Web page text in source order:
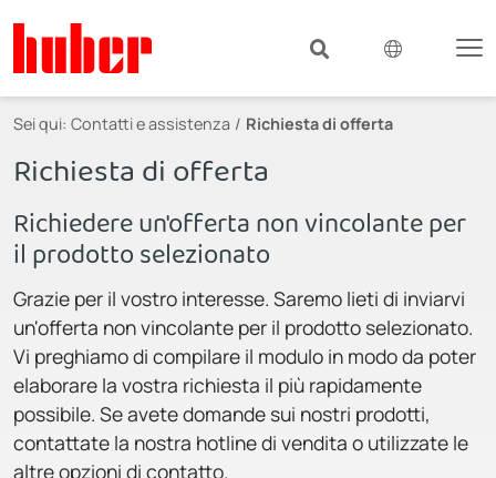
Sei qui: Contatti e assistenza Richiesta di offerta
Richiesta di offerta
Richiedere un'offerta non vincolante per
il prodotto selezionato
Grazie per il vostro interesse. Saremo lieti di inviarvi
un'offerta non vincolante per il prodotto selezionato.
Vi preghiamo di compilare il modulo in modo da poter
elaborare la vostra richiesta il più rapidamente
possibile. Se avete domande sui nostri prodotti,
contattate la nostra hotline di vendita o utilizzate le
altre opzioni di contatto.